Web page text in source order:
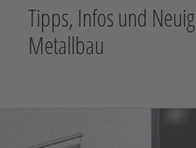
Tipps, Infos und
Metallbau